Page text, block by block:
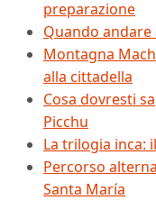
preparazione
Quando andare
Montagna
alla cittadella
Cosa dovresti
Picchu
La trilogia inca:
Percorso
Santa María